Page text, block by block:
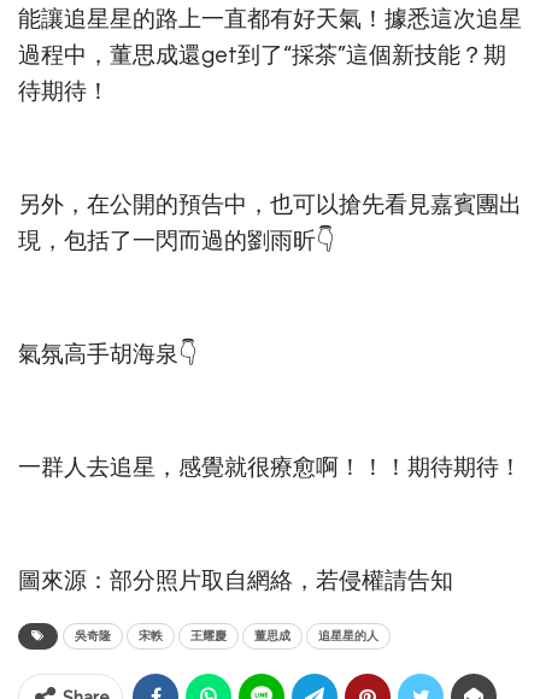
能讓追星星的路上一直都有好天氣！據悉這次追星
過程中，董思成還get到了“採茶”這個新技能？期
待期待！​​​
另外，在公開的預告中，也可以搶先看見嘉賓團出
現，包括了一閃而過的劉雨昕👇
氣氛高手胡海泉👇
一群人去追星，感覺就很療愈啊！！！期待期待！
圖來源：部分照片取自網絡，若侵權請告知
吳奇隆 宋軼 王耀慶 董思成 追星星的人